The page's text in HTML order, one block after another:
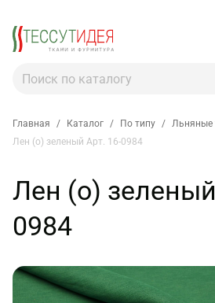
Главная / Каталог / По типу / Льняные
Лен (о) зеленый Арт. 16-0984
Лен (о)
0984